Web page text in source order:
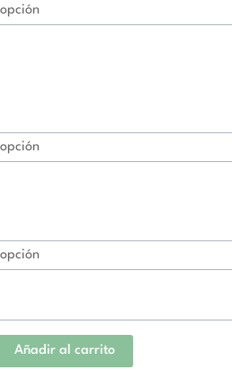
Añadir al carrito